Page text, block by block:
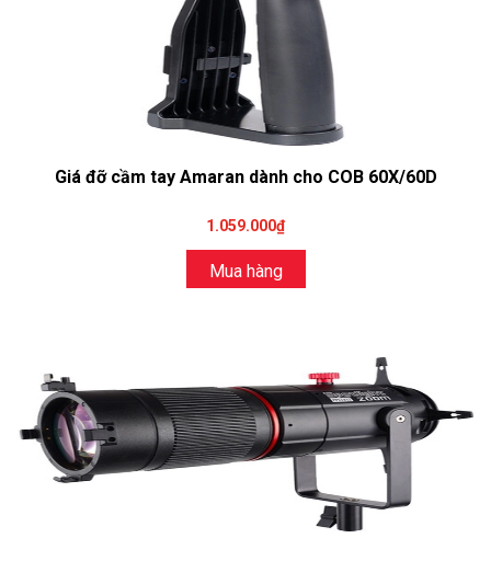
Giá đỡ cầm tay Amaran dành cho COB 60X/60D
1.059.000₫
Mua hàng